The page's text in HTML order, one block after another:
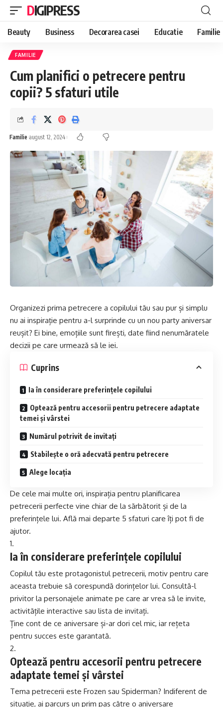
DIGIPRESS
Beauty Business Decorarea casei Educatie Familie
FAMILIE
Cum planifici o petrecere pentru
copii? 5 sfaturi utile
Familie august 12, 2024
Organizezi prima petrecere a copilului tău sau pur și simplu
nu ai inspirație pentru a-l surprinde cu un nou party aniversar
reușit? Ei bine, emoțiile sunt firești, date fiind nenumăratele
decizii pe care urmează să le iei.
Cuprins
Ia în considerare preferințele copilului
Optează pentru accesorii pentru petrecere adaptate
temei și vârstei
Numărul potrivit de invitați
Stabilește o oră adecvată pentru petrecere
Alege locația
De cele mai multe ori, inspirația pentru planificarea
petrecerii perfecte vine chiar de la sărbătorit și de la
preferințele lui. Află mai departe 5 sfaturi care îți pot fi de
ajutor.
Ia în considerare preferințele copilului
Copilul tău este protagonistul petrecerii, motiv pentru care
aceasta trebuie să corespundă dorințelor lui. Consultă-l
privitor la personajele animate pe care ar vrea să le invite,
activitățile interactive sau lista de invitați.
Ține cont de ce aniversare și-ar dori cel mic, iar rețeta
pentru succes este garantată.
Optează pentru accesorii pentru petrecere
adaptate temei și vârstei
Tema petrecerii este Frozen sau Spiderman? Indiferent de
situație, ai parcurs un prim pas către o aniversare